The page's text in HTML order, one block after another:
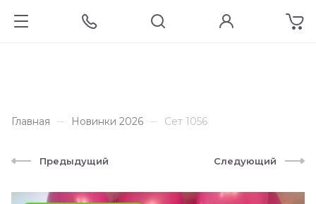
Главная Новинки 2026 Сет 1056
Предыдущий Следующий